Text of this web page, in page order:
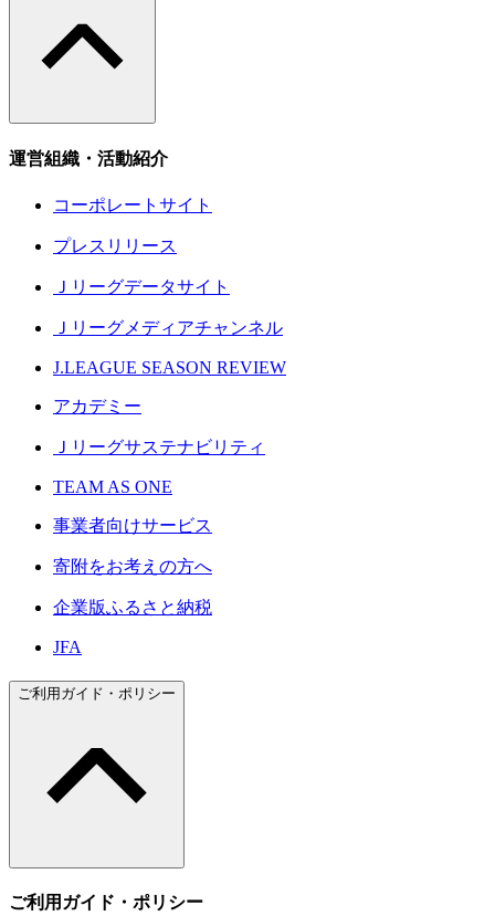
運営組織・活動紹介
コーポレートサイト
プレスリリース
Ｊリーグデータサイト
Ｊリーグメディアチャンネル
J.LEAGUE SEASON REVIEW
アカデミー
Ｊリーグサステナビリティ
TEAM AS ONE
事業者向けサービス
寄附をお考えの方へ
企業版ふるさと納税
JFA
ご利用ガイド・ポリシー
ご利用ガイド・ポリシー